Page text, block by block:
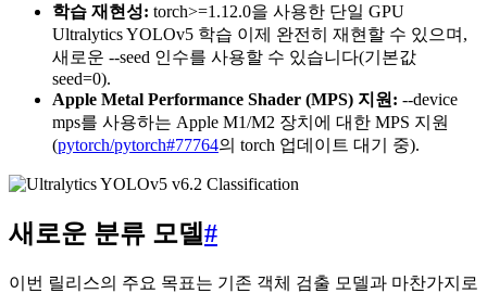
학습 재현성: torch>=1.12.0을 사용한 단일 GPU
Ultralytics YOLOv5 학습 이제 완전히 재현할 수 있으며,
새로운 --seed 인수를 사용할 수 있습니다(기본값
seed=0).
Apple Metal Performance Shader (MPS) 지원: --device
mps를 사용하는 Apple M1/M2 장치에 대한 MPS 지원
(pytorch/pytorch#77764의 torch 업데이트 대기 중).
새로운 분류 모델#
이번 릴리스의 주요 목표는 기존 객체 검출 모델과 마찬가지로